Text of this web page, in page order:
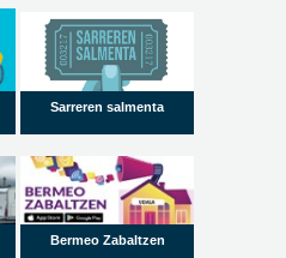
Sarreren salmenta
Bermeo Zabaltzen